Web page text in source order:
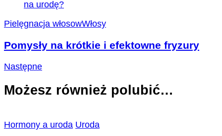
Pielęgnacja włosowWłosy
Pomysły na krótkie i efektowne fryzury
Następne
Możesz również polubić…
Hormony a uroda Uroda